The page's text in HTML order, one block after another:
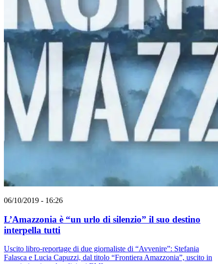
06/10/2019 - 16:26
L’Amazzonia è “un urlo di silenzio” il suo destino
interpella tutti
Uscito libro-reportage di due giornaliste di “Avvenire”: Stefania
Falasca e Lucia Capuzzi, dal titolo “Frontiera Amazzonia”, uscito in